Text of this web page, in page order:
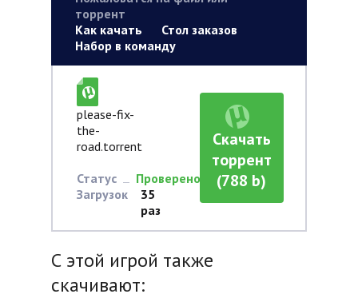
торрент
Как качать
Стол заказов
Набор в команду
please-fix-
the-
road.torrent
Статус
Проверено
Загрузок
35
раз
Скачать
торрент
(788 b)
С этой игрой также
скачивают: